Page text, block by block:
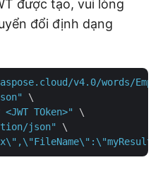
được tạo, vui lòng
đổi định dạng
v4.0/words/
\
TOken>"
\
json"
\